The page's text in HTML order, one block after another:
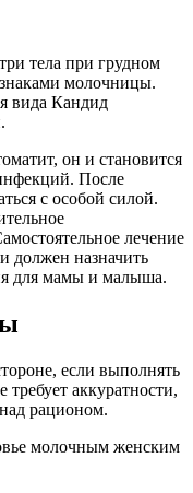
тела при грудном
молочницы.
вида Кандид
он и становится
После
с особой силой.
лечение
должен назначить
для мамы и малыша.
если выполнять
аккуратности,
рационом.
молочным женским